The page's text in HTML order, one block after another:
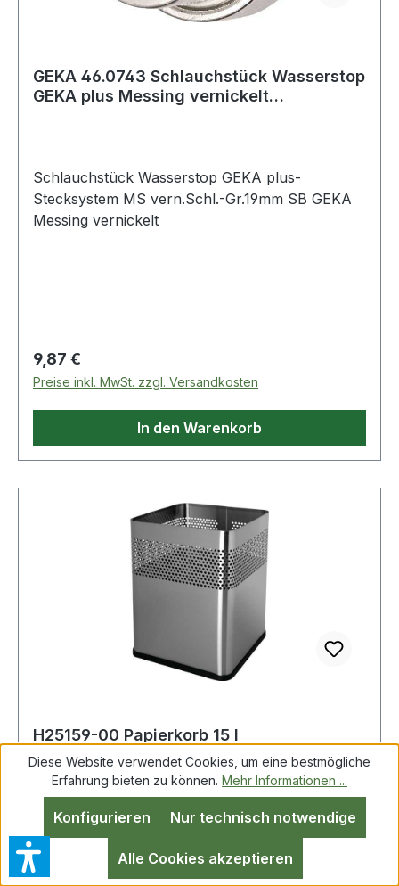
GEKA 46.0743 Schlauchstück Wasserstop
GEKA plus Messing vernickelt
Schlauchstück Wasserstop GEKA plus-
Stecksystem MS vern.Schl.-Gr.19mm SB GEKA
Messing vernickelt
Regulärer Preis:
9,87 €
Preise inkl. MwSt. zzgl. Versandkosten
In den Warenkorb
H25159-00 Papierkorb 15 l
H325xB240xT240 mm quadratisch
Edelstahl silber
Papierkorb 18l H325xB240xT240mm quad.VA
silber HELIT Gehäuse aus Edelstahl · Boden mit
Gummiring, schwarz · luftdurchlässiges
Diese Website verwendet Cookies, um eine bestmögliche
Erfahrung bieten zu können. Mehr Informationen ...
Nur technisch notwendige
Konfigurieren
Alle Cookies akzeptieren